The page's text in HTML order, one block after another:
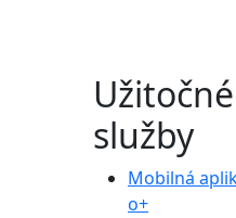
Užitočné
služby
Mobilná
o+